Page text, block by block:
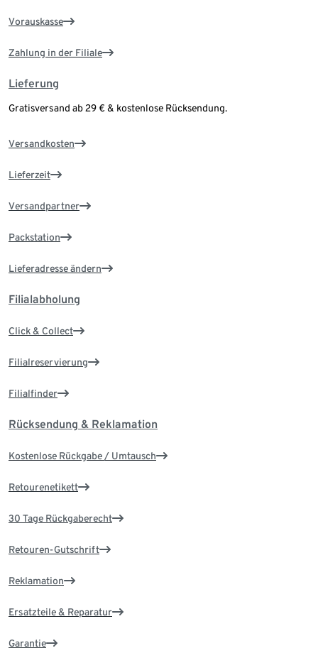
Vorauskasse
Zahlung in der Filiale
Lieferung
Gratisversand ab 29 € & kostenlose Rücksendung.
Versandkosten
Lieferzeit
Versandpartner
Packstation
Lieferadresse ändern
Filialabholung
Click & Collect
Filialreservierung
Filialfinder
Rücksendung & Reklamation
Kostenlose Rückgabe / Umtausch
Retourenetikett
30 Tage Rückgaberecht
Retouren-Gutschrift
Reklamation
Ersatzteile & Reparatur
Garantie